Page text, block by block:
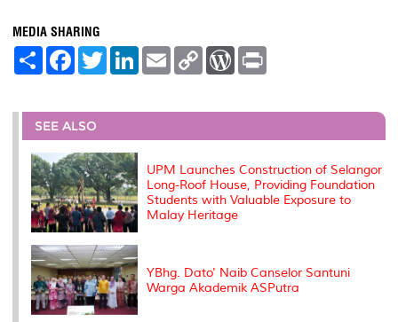
MEDIA SHARING
S
e
F
a
b
o
o
k
T
w
t
r
L
e
I
E
m
l
C
L
n
W
P
e
s
t
SEE ALSO
UPM Launches Construction of Selangor
Long-Roof House, Providing Foundation
Students with Valuable Exposure to
Malay Heritage
YBhg. Dato' Naib Canselor Santuni
Warga Akademik ASPutra